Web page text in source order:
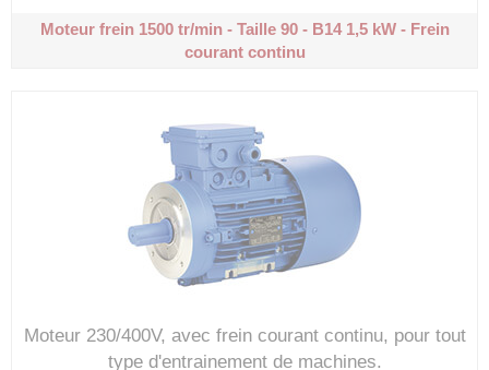
Moteur frein 1500 tr/min - Taille 90 - B141,5 kW - Frein
courant continu
Moteur 230/400V, avec frein courant continu, pour tout
type d'entrainement de machines.